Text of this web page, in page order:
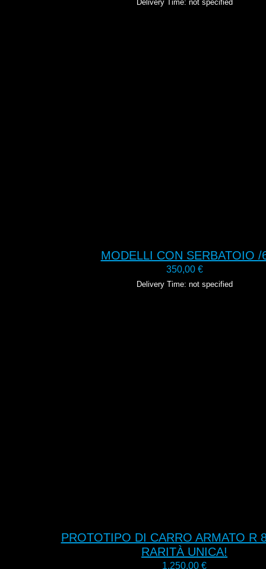
Delivery Time: not specified
MODELLI CON SERBATOIO /
350,00 €
Delivery Time: not specified
PROTOTIPO DI CARRO ARMATO R
RARITÀ UNICA!
1.250,00€